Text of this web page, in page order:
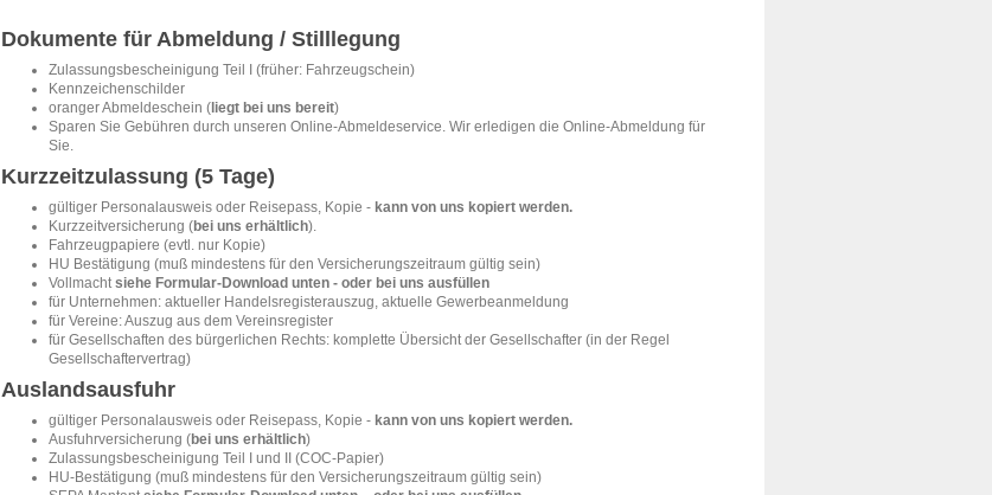
Dokumente für Abmeldung / Stilllegung
Zulassungsbescheinigung Teil I (früher: Fahrzeugschein)
Kennzeichenschilder
oranger Abmeldeschein (liegt bei uns bereit)
Sparen Sie Gebühren durch unseren Online-Abmeldeservice. Wir erledigen die Online-Abmeldung für
Sie.
Kurzzeitzulassung (5 Tage)
gültiger Personalausweis oder Reisepass, Kopie - kann von uns kopiert werden.
Kurzzeitversicherung (bei uns erhältlich).
Fahrzeugpapiere (evtl. nur Kopie)
HU Bestätigung (muß mindestens für den Versicherungszeitraum gültig sein)
Vollmachtsiehe Formular-Download unten - oder bei uns ausfüllen
für Unternehmen: aktueller Handelsregisterauszug, aktuelle Gewerbeanmeldung
für Vereine: Auszug aus dem Vereinsregister
für Gesellschaften des bürgerlichen Rechts: komplette Übersicht der Gesellschafter (in der Regel
Gesellschaftervertrag)
Auslandsausfuhr
gültiger Personalausweis oder Reisepass, Kopie - kann von uns kopiert werden.
Ausfuhrversicherung (bei uns erhältlich)
Zulassungsbescheinigung Teil I und II (COC-Papier)
HU-Bestätigung (muß mindestens für den Versicherungszeitraum gültig sein)